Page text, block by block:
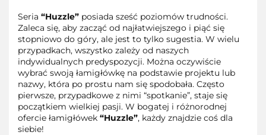
Seria “Huzzle” posiada sześć poziomów trudności.
Zaleca się, aby zacząć od najłatwiejszego i piąć się
stopniowo do góry, ale jest to tylko sugestia. W wielu
przypadkach, wszystko zależy od naszych
indywidualnych predyspozycji. Można oczywiście
wybrać swoją łamigłówkę na podstawie projektu lub
nazwy, która po prostu nam się spodobała. Często
pierwsze, przypadkowe z nimi “spotkanie”, staje się
początkiem wielkiej pasji. W bogatej i różnorodnej
ofercie łamigłówek “Huzzle”, każdy znajdzie coś dla
siebie!